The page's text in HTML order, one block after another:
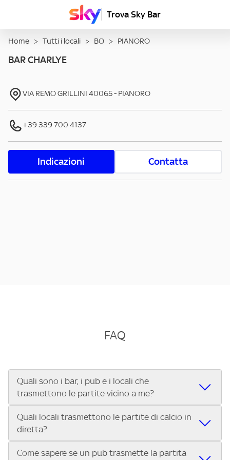
Trova Sky Bar
Home > Tutti i locali > BO > PIANORO
BAR CHARLYE
VIA REMO GRILLINI 40065- PIANORO
+39 339 700 4137
Indicazioni Contatta
FAQ
Quali sono i bar, i pub e i locali che
trasmettono le partite vicino a me?
Se cerchi un bar, pub, ristorante o locale vicino a te per
vedere le partite di Serie A ENILIVE, la Serie C Sky Wifi, la
UEFA Champions League, la UEFA Europa League, la UEFA
Conference League, il Tennis, la Formula 1®, la MotoGP™ e
Quali locali trasmettono le partite di calcio in
diretta?
Vuoi sapere quali bar, pub o ristoranti mostrano le partite
Come sapere se un pub trasmette la partita